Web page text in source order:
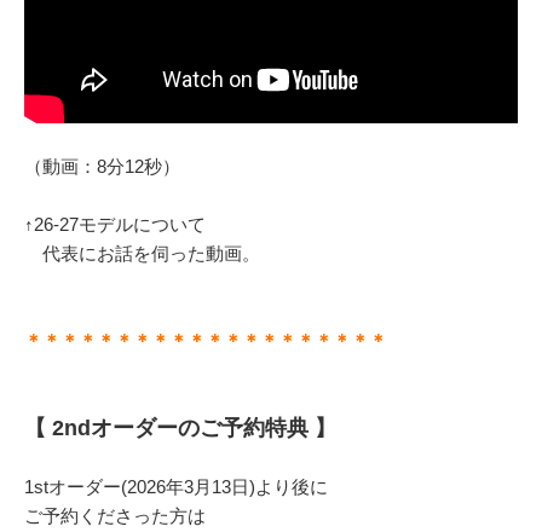
（動画：8分12秒）
↑26-27モデルについて
代表にお話を伺った動画。
＊＊＊＊＊＊＊＊＊＊＊＊＊＊＊＊＊＊＊＊
【 2ndオーダーのご予約特典 】
1stオーダー(2026年3月13日)より後に
ご予約くださった方は